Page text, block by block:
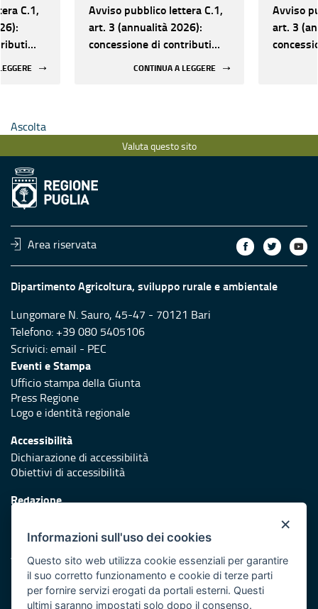
C.1,
Avviso pubblico lettera C.1,
art. 3 (annualità 2026):
concessione di contributi
CONTINUA A LEGGERE
Avviso
art. 3
Ascolta
Valuta questo sito
Area riservata
Dipartimento Agricoltura, sviluppo rurale e ambientale
Lungomare N. Sauro, 45-47 - 70121 Bari
Telefono: +39 080 5405106
Scrivici:email - PEC
Eventi e Stampa
Ufficio stampa della Giunta
Press Regione
Logo e identità regionale
Accessibilità
Dichiarazione di accessibilità
Obiettivi di accessibilità
Redazione
Protezione civile
Vai al sito di Protezione Civile Puglia
Iniziativa finanziata con risorse del POR Puglia 2014/2020 -
×
Informazioni sull'uso dei cookies
Questo sito web utilizza cookie essenziali per garantire
il suo corretto funzionamento e cookie di terze parti
per fornire servizi erogati da portali esterni. Questi
ultimi saranno impostati solo dopo il consenso.